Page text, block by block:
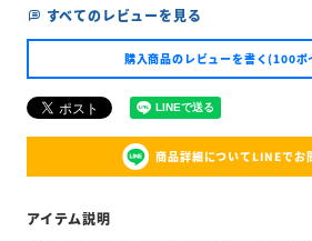
すべてのレビューを見る
購入商品のレビューを書く(100ポ
商品詳細についてLINEでお